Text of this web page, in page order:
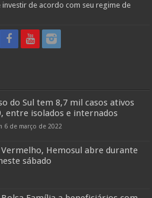
de acordo com seu regime de
do Sul tem 8,7 mil casos ativos
entre isolados e internados
6 de março de 2022
Vermelho, Hemosul abre durante
sábado